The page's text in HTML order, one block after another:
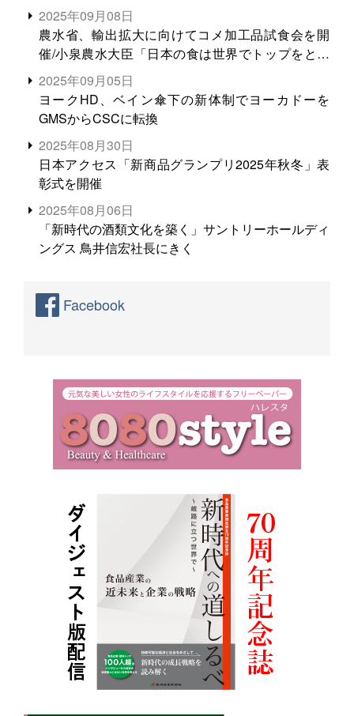
2025年09月08日
農水省、輸出拡大に向けてコメ加工品試食会を開
催/小泉農水大臣「日本の食は世界でトップをとれ
る。米増産に向けて、米輸出需要の拡大を」
2025年09月05日
ヨークHD、ベイン傘下の新体制でヨーカドーを
GMSからCSCに転換
2025年08月30日
日本アクセス「新商品グランプリ2025年秋冬」表
彰式を開催
2025年08月06日
「新時代の酒類文化を築く」サントリーホールディ
ングス 鳥井信宏社長にきく
Facebook